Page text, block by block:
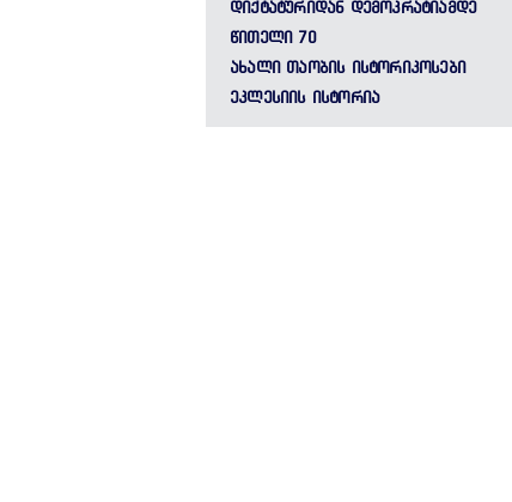
ᲓᲘᲥᲢᲐᲢᲣᲠᲘᲓᲐᲜ ᲓᲔᲛᲝᲙᲠᲐᲢᲘᲐᲛᲓᲔ
ᲬᲘᲗᲔᲚᲘ 70
ᲐᲮᲐᲚᲘ ᲗᲐᲝᲑᲘᲡ ᲘᲡᲢᲝᲠᲘᲙᲝᲡᲔᲑᲘ
ᲔᲙᲚᲔᲡᲘᲘᲡ ᲘᲡᲢᲝᲠᲘᲐ